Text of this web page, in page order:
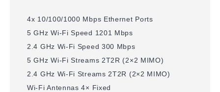
4x 10/100/1000 Mbps Ethernet Ports
5 GHz Wi-Fi Speed 1201 Mbps
2.4 GHz Wi-Fi Speed 300 Mbps
5 GHz Wi-Fi Streams 2T2R (2×2 MIMO)
2.4 GHz Wi-Fi Streams 2T2R (2×2 MIMO)
Wi-Fi Antennas 4× Fixed